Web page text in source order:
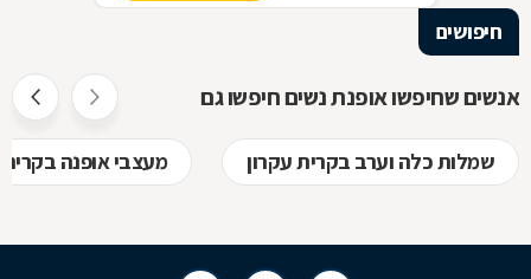
חיפושים
אנשים שחיפשו אופנת נשים חיפשו גם
שמלות כלה וערב בקרית עקרון מעצבי אופנה בקרית